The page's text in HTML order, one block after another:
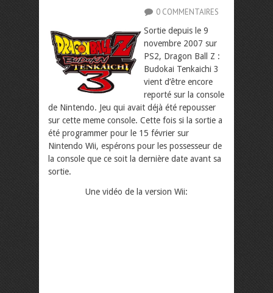
0 COMMENTAIRES
Sortie depuis le 9
novembre 2007 sur
PS2, Dragon Ball Z :
Budokai Tenkaichi 3
vient d’être encore
reporté sur la console
de Nintendo. Jeu qui avait déjà été repousser
sur cette meme console. Cette fois si la sortie a
été programmer pour le 15 février sur
Nintendo Wii, espérons pour les possesseur de
la console que ce soit la dernière date avant sa
sortie.
Une vidéo de la version Wii: